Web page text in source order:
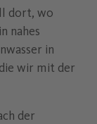
dort, wo
nahes
in
wir mit der
der